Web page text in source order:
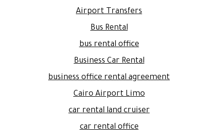
Airport Transfers
Bus Rental
bus rental office
Business Car Rental
business office rental agreement
Cairo Airport Limo
car rental land cruiser
car rental office